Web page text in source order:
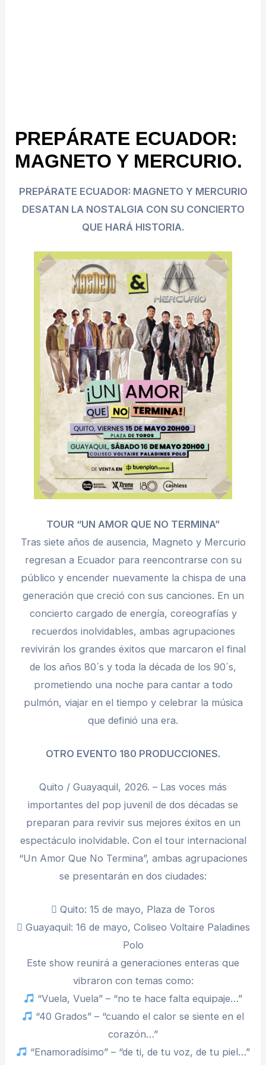
PREPÁRATE ECUADOR:
MAGNETO Y MERCURIO.
PREPÁRATE ECUADOR: MAGNETO Y MERCURIO
DESATAN LA NOSTALGIA CON SU CONCIERTO
QUE HARÁ HISTORIA.
TOUR “UN AMOR QUE NO TERMINA”
Tras siete años de ausencia, Magneto y Mercurio
regresan a Ecuador para reencontrarse con su
público y encender nuevamente la chispa de una
generación que creció con sus canciones. En un
concierto cargado de energía, coreografías y
recuerdos inolvidables, ambas agrupaciones
revivirán los grandes éxitos que marcaron el final
de los años 80´s y toda la década de los 90´s,
prometiendo una noche para cantar a todo
pulmón, viajar en el tiempo y celebrar la música
que definió una era.
OTRO EVENTO 180 PRODUCCIONES.
Quito / Guayaquil, 2026. – Las voces más
importantes del pop juvenil de dos décadas se
preparan para revivir sus mejores éxitos en un
espectáculo inolvidable. Con el tour internacional
“Un Amor Que No Termina”, ambas agrupaciones
se presentarán en dos ciudades:
 Quito: 15 de mayo, Plaza de Toros
 Guayaquil: 16 de mayo, Coliseo Voltaire Paladines
Polo
Este show reunirá a generaciones enteras que
vibraron con temas como:
“Vuela, Vuela” – “no te hace falta equipaje…”
“40 Grados” – “cuando el calor se siente en el
corazón…”
“Enamoradísimo” – “de ti, de tu voz, de tu piel…”